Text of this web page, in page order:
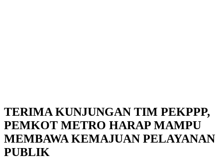
TERIMA KUNJUNGAN TIM PEKPPP,
PEMKOT METRO HARAP MAMPU
MEMBAWA KEMAJUAN PELAYANAN
PUBLIK